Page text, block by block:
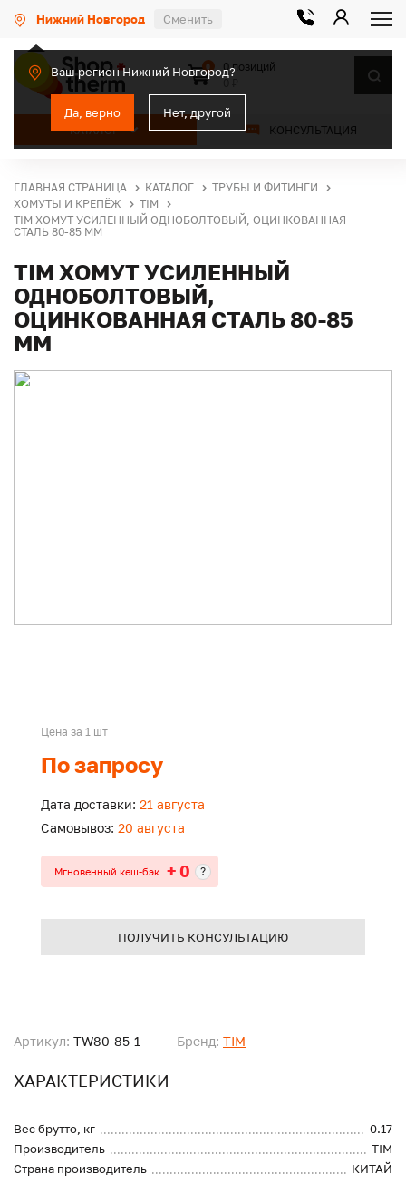
Нижний Новгород Сменить
Ваш регион Нижний Новгород?
Да, верно Нет, другой
КАТАЛОГ КОНСУЛЬТАЦИЯ
0
0 позиций
ГЛАВНАЯ СТРАНИЦА КАТАЛОГ
ТРУБЫ И ФИТИНГИ
ХОМУТЫ И КРЕПЁЖ
TIM
TIM ХОМУТ УСИЛЕННЫЙ ОДНОБОЛТОВЫЙ, ОЦИНКОВАННАЯ
СТАЛЬ 80-85 ММ
TIM ХОМУТ УСИЛЕННЫЙ
ОДНОБОЛТОВЫЙ,
ОЦИНКОВАННАЯ СТАЛЬ 80-85
ММ
Артикул: TW80-85-1 Бренд: TIM
ХАРАКТЕРИСТИКИ
Вес брутто, кг
0.17
Производитель
TIM
Страна производитель
КИТАЙ
Цена за 1 шт
По запросу
Дата доставки: 21 августа
Самовывоз: 20 августа
Мгновенный кеш-бэк + 0 ?
ПОЛУЧИТЬ КОНСУЛЬТАЦИЮ